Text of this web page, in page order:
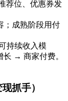
荐位、优惠券发
；成熟阶段用付
持续收入模
→ 商家付费。
抓手）